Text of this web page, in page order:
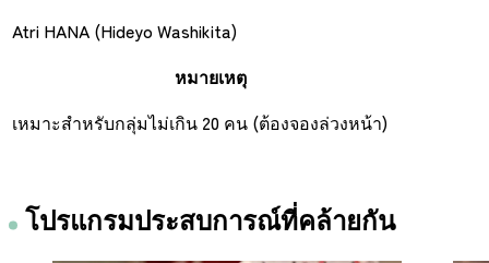
Atri HANA (Hideyo Washikita)
หมายเหตุ
เหมาะสำหรับกลุ่มไม่เกิน 20 คน (ต้องจองล่วงหน้า)
โปรแกรมประสบการณ์ที่คล้ายกัน